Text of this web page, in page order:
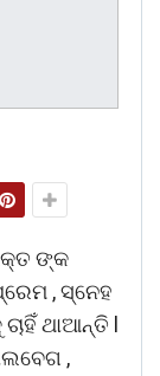
ଙ୍କ
, ସ୍ନେହ
ଥାଆନ୍ତି l
,